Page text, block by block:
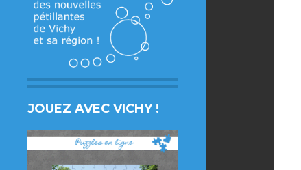
JOUEZ AVEC VICHY !